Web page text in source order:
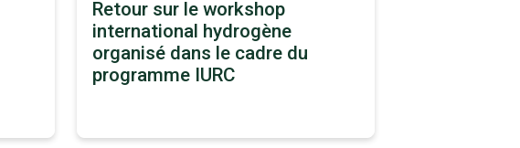
Retour sur le workshop
international hydrogène
organisé dans le cadre du
programme IURC